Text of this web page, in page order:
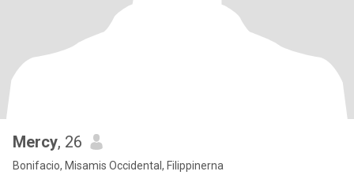
Mercy, 26
Bonifacio, Misamis Occidental, Filippinerna